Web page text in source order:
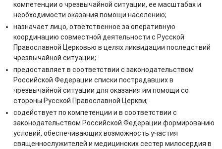
компетенции о чрезвычайной ситуации, ее масштабах и
необходимости оказания помощи населению;
назначает лицо, ответственное за оперативную
координацию совместной деятельности с Русской
Православной Церковью в целях ликвидации последствий
чрезвычайной ситуации;
предоставляет в соответствии с законодательством
Российской Федерации списки пострадавших в
чрезвычайной ситуации для оказания им помощи со
стороны Русской Православной Церкви;
содействует по компетенции и в соответствии с
законодательством Российской Федерации формированию
условий, обеспечивающих возможность участия
священнослужителей и медицинских сестер милосердия в